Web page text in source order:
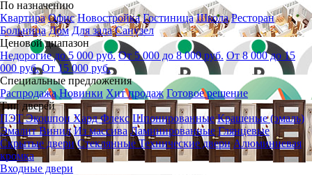
По назначению
Квартира Офис Новостройка Гостиница Школа Ресторан
Больница Дом Для зала Санузел
Ценовой диапазон
Недорогие до 5 000 руб. От 5 000 до 8 000 руб. От 8 000 до 15
000 руб. От 15 000 руб.
Специальные предложения
Распродажа Новинки Хит продаж Готовое решение
Тип дверей
ПЭТЭкошпон Хард Флекс Шпонированные Крашеные (эмаль)
ЭмалитВинил Из массива Ламинированные Глянцевые
Скрытые двери СтеклянныеТехнические двери Алюминиевая
кромка
Входные двери